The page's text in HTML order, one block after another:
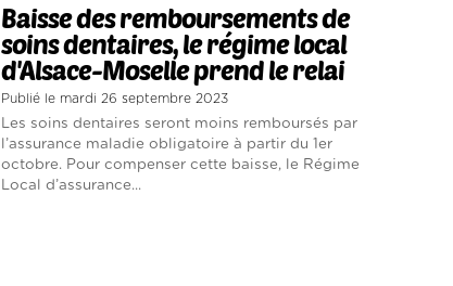
Baisse des remboursements de
soins dentaires, le régime local
d'Alsace-Moselle prend le relai
Publié le mardi 26 septembre 2023
Les soins dentaires seront moins remboursés par
l’assurance maladie obligatoire à partir du 1er
octobre. Pour compenser cette baisse, le Régime
Local d’assurance...